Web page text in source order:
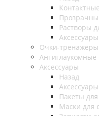
Растворы
Очки-тренажеры
Антиглаукомные
Аксессуары
Назад
Аксессуары
Пакеты
Маски для